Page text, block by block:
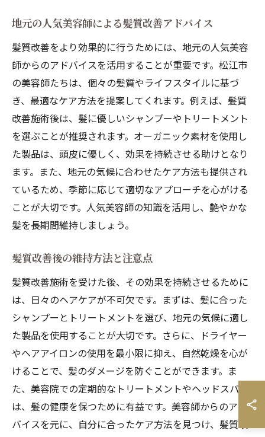
地元の人気美容師による髪質改善アドバイス
髪質改善をより効果的に行うためには、地元の人気美容
師からのアドバイスを活用することが重要です。松江市
の美容師たちは、個々の髪質やライフスタイルに基づ
き、最適なケア方法を提案してくれます。例えば、髪質
改善施術後は、髪に優しいシャンプーやトリートメント
を選ぶことが推奨されます。オーガニック素材を使用し
た製品は、頭皮に優しく、効果を持続させる助けとなり
ます。また、地元の気候に合わせたケア方法も提供され
ているため、季節に応じて適切なアプローチを心がける
ことが大切です。人気美容師の知識を活用し、艶やかな
髪を長期間維持しましょう。
髪質改善後の維持方法と注意点
髪質改善施術を受けた後、その効果を持続させるために
は、日々のヘアケアが不可欠です。まずは、髪に合った
シャンプーとトリートメントを選び、地元の気候に適し
た製品を使用することが大切です。さらに、ドライヤー
やヘアアイロンの使用を最小限に抑え、自然乾燥を心が
けることで、髪のダメージを防ぐことができます。ま
た、美容院での定期的なトリートメントやヘッドスパ
は、髪の健康を保つために有益です。美容師からのアド
バイスを元に、自分に合ったケア方法を見つけ、髪質改